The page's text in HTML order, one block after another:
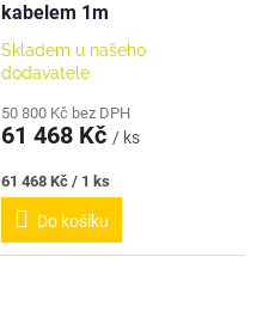
kabelem 1m
Skladem u našeho
dodavatele
50 800 Kč bez DPH
61 468 Kč / ks
Měrná
cena:
61 468 Kč / 1 ks
Do košíku